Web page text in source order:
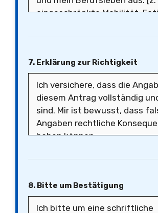
7. Erklärung zur Richtigkeit
8. Bitte um Bestätigung